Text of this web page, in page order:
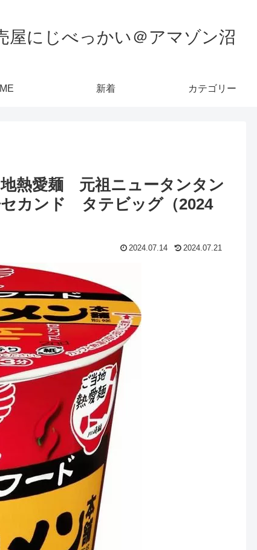
屋にじべっかい＠アマゾン沼
新着 カテゴリー
熱愛麺 元祖ニュータンタン
カンド タテビッグ（2024
2024.07.14 2024.07.21